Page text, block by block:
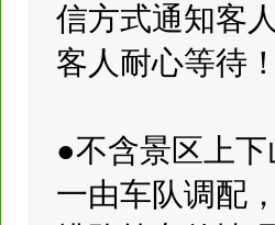
信方式通知客
客人耐心等待！
●不含景区上
一由车队调配